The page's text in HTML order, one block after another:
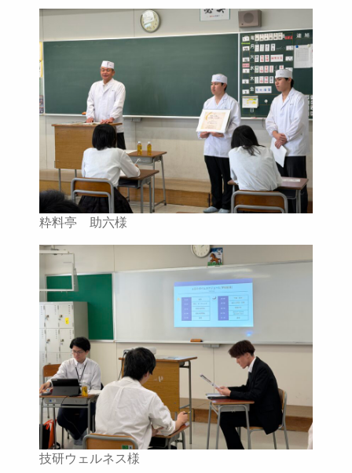
粋料亭 助六様
技研ウェルネス様